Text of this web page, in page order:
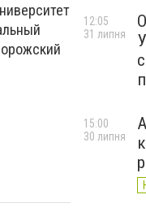
12:05
31 липня
15:00
30 липня